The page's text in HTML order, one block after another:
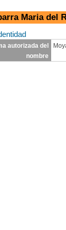
Maria del
autorizada del
nombre